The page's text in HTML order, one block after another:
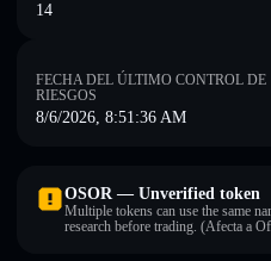
14
FECHA DEL ÚLTIMO CONTROL DE
RIESGOS
8/6/2026, 8:51:36 AM
OSOR — Unverified token
Multiple tokens can use the same
research before trading. (Afecta a